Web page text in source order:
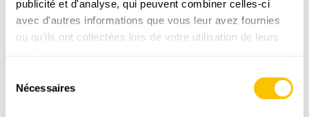
publicité et d'analyse, qui peuvent combiner celles-ci
avec d'autres informations que vous leur avez fournies
ou qu'ils ont collectées lors de votre utilisation de leurs
Nécessaires Données: